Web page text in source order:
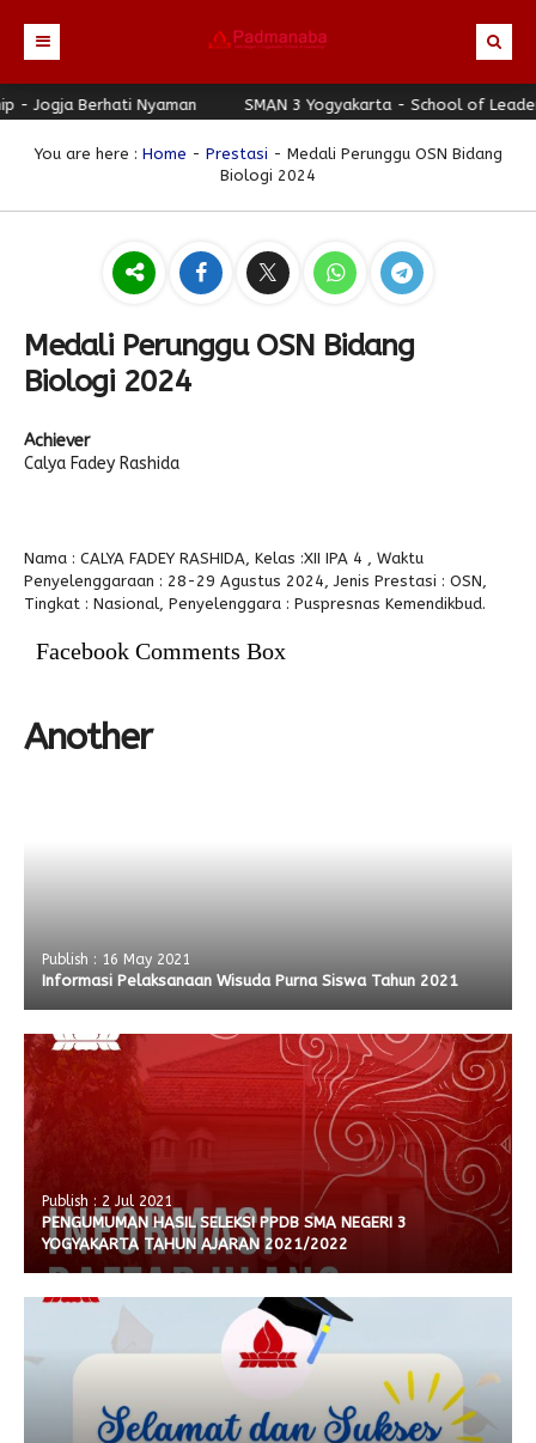
Beranda
Profil
Struktur Organisasi
Pengumuman
Guru & Karyawan
Padmanaba Smart Service
Karya Siswa
Antologi Puisi 1
Antologi Puisi 3
Antologi Cerpen B.Inggris
Kegiatan Kemitraan
Bulletin
Penbes 2026
Alumni
Berhati Nyaman SMAN 3 Yogyakarta - School of
You are here : Home - Prestasi - Medali Perunggu OSN Bidang
Biologi 2024
Medali Perunggu OSN Bidang
Biologi 2024
Achiever
Calya Fadey Rashida
Nama : CALYA FADEY RASHIDA, Kelas :XII IPA 4 , Waktu
Penyelenggaraan : 28-29 Agustus 2024, Jenis Prestasi : OSN,
Tingkat : Nasional, Penyelenggara : Puspresnas Kemendikbud.
Facebook Comments Box
Another
Publish : 16 May 2021
Informasi Pelaksanaan Wisuda Purna Siswa Tahun 2021
Publish : 2 Jul 2021
PENGUMUMAN HASIL SELEKSI PPDB SMA NEGERI 3
YOGYAKARTA TAHUN AJARAN 2021/2022